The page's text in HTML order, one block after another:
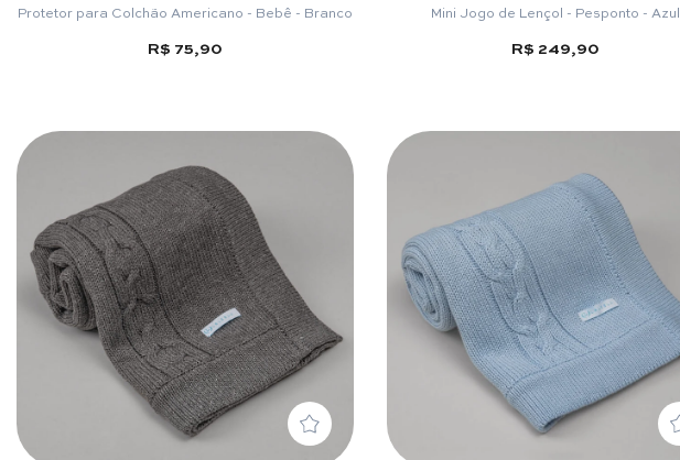
Protetor para Colchão Americano - Bebê - Branco
R$ 75,90
Mini Jogo de Lençol - Pesponto - Azul
R$ 249,90